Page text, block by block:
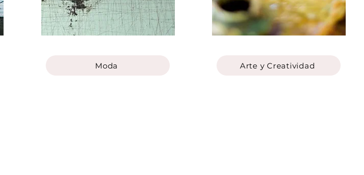
Moda Arte y Creatividad